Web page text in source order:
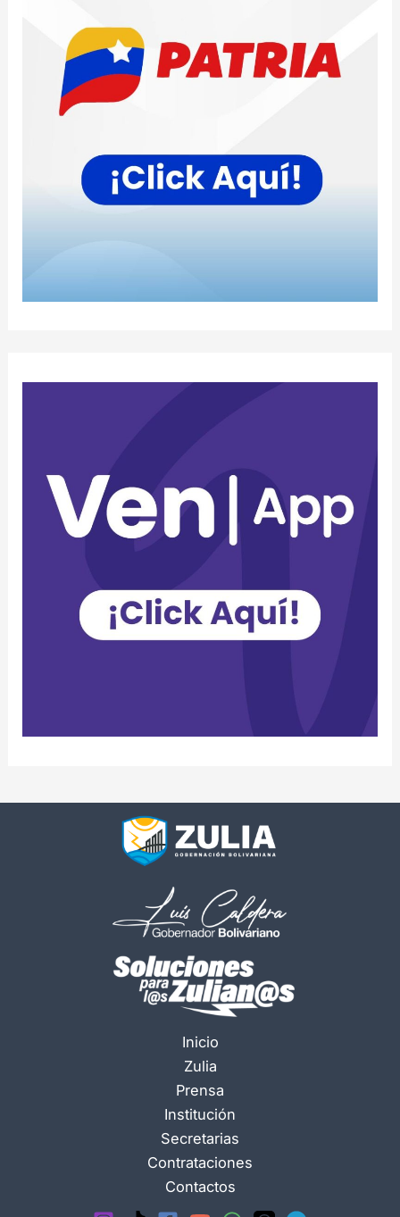
Inicio
Zulia
Prensa
Institución
Secretarias
Contrataciones
Contactos